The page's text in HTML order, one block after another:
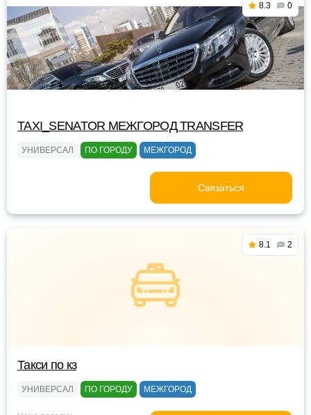
8.3 0
TAXI_SENATOR МЕЖГОРОД TRANSFER
УНИВЕРСАЛ ПО ГОРОДУ МЕЖГОРОД
Связаться
8.1 2
Такси по кз
УНИВЕРСАЛ ПО ГОРОДУ МЕЖГОРОД